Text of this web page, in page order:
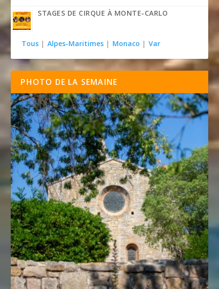
STAGES DE CIRQUE À MONTE-CARLO
Tous | Alpes-Maritimes | Monaco | Var
PHOTO DE LA SEMAINE